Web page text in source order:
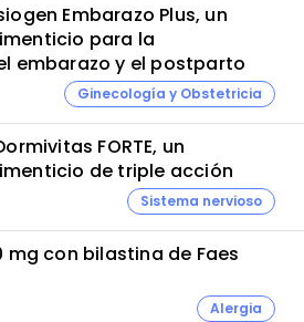
Embarazo Plus, un
para la
embarazo y el postparto
Ginecología y Obstetricia
FORTE, un
de triple acción
Sistema nervioso
mg con bilastina de Faes
Alergia